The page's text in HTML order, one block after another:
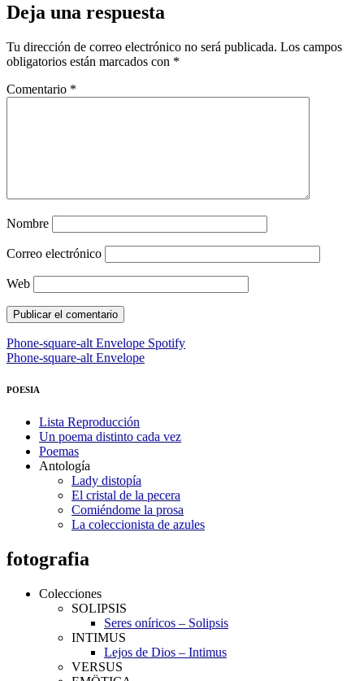
Deja una respuesta
Tu dirección de correo electrónico no será publicada. Los campos
obligatorios están marcados con *
Comentario *
Nombre
Correo electrónico
Web
Phone-square-alt Envelope Spotify
Phone-square-alt Envelope
POESIA
Lista Reproducción
Un poema distinto cada vez
Poemas
Antología
Lady distopía
El cristal de la pecera
Comiéndome la prosa
La coleccionista de azules
fotografia
Colecciones
SOLIPSIS
Seres oníricos – Solipsis
INTIMUS
Lejos de Dios – Intimus
VERSUS